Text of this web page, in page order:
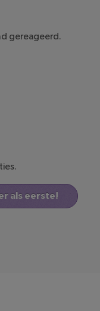
gereageerd.
als eerste!